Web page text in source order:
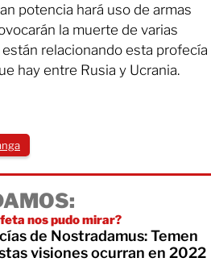
potencia hará uso de armas
la muerte de varias
relacionando esta profecía
hay entre Rusia y Ucrania.
nos pudo mirar?
de Nostradamus: Temen
visiones ocurran en 2022